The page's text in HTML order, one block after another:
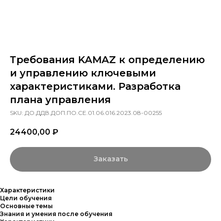
Требования KAMAZ к определению
и управлению ключевыми
характеристиками. Разработка
плана управления
SKU: ДО.ДДВ.ДОП.ПО.СЕ.01.06.016.2023.08-00255
24400,00 ₽
Заказать
Характеристики
Цели обучения
Основные темы
Знания и умения после обучения